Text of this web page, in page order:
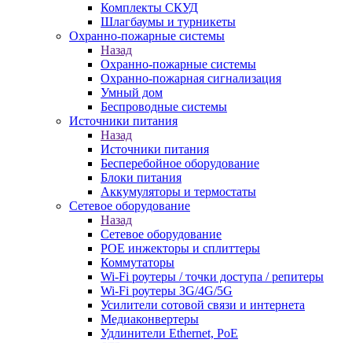
Комплекты СКУД
Шлагбаумы и турникеты
Охранно-пожарные системы
Назад
Охранно-пожарные системы
Охранно-пожарная сигнализация
Умный дом
Беспроводные системы
Источники питания
Назад
Источники питания
Бесперебойное оборудование
Блоки питания
Аккумуляторы и термостаты
Сетевое оборудование
Назад
Сетевое оборудование
POE инжекторы и сплиттеры
Коммутаторы
Wi-Fi роутеры / точки доступа / репитеры
Wi-Fi роутеры 3G/4G/5G
Усилители сотовой связи и интернета
Медиаконвертеры
Удлинители Ethernet, PoE